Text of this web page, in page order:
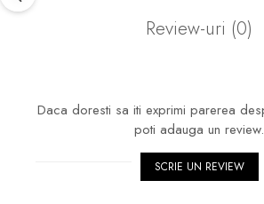
Review-uri (0)
Daca doresti sa iti exprimi parerea
poti adauga un review.
SCRIE UN REVIEW